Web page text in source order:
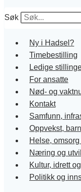
Søk
Ny i Hadsel?
Timebestilling
Ledige
For ansatte
Nød- og
Kontakt
Samfunn,
Oppvekst,
Helse,
Næring og
Kultur, idrett
Politikk og